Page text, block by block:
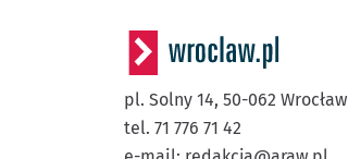
pl. Solny 14, 50-062 Wrocław
tel. 71 776 71 42